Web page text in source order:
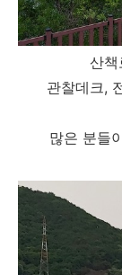
산책
관찰데크,
많은 분들